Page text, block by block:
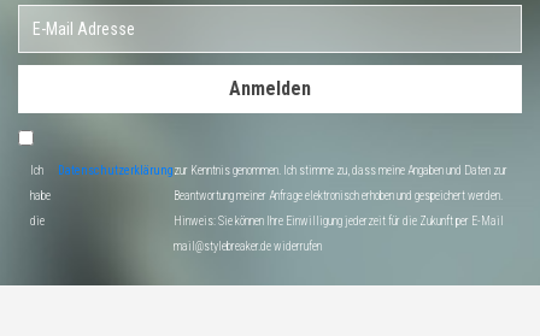
Anmelden
Ich
habe
die
Datenschutzerklärungzur Kenntnis genommen. Ich stimme zu, dass meine Angaben und Daten zur
Beantwortung meiner Anfrage elektronisch erhoben und gespeichert werden.
Hinweis: Sie können Ihre Einwilligung jederzeit für die Zukunft per E-Mail
mail@stylebreaker.de widerrufen